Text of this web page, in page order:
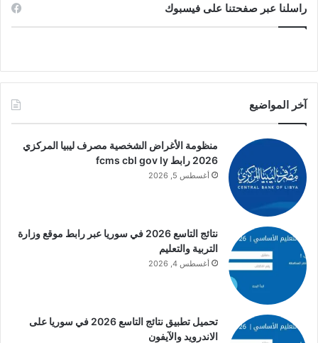
راسلنا عبر صفحتنا على فيسبوك
آخر المواضيع
منظومة الأغراض الشخصية مصرف ليبيا المركزي
2026 رابط fcms cbl gov ly
أغسطس 5, 2026
نتائج التاسع 2026 في سوريا عبر رابط موقع وزارة
التربية والتعليم
أغسطس 4, 2026
تحميل تطبيق نتائج التاسع 2026 في سوريا على
الاندرويد والآيفون